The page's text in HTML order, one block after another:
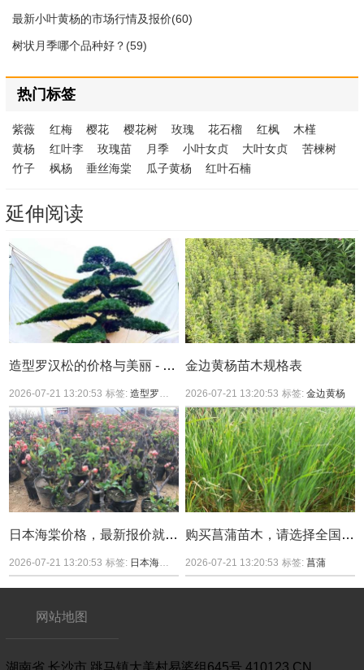
最新小叶黄杨的市场行情及报价(60)
树状月季哪个品种好？(59)
热门标签
紫薇 红梅 樱花 樱花树 玫瑰 花石榴 红枫
木槿
黄杨
红叶李 玫瑰苗 月季 小叶女贞 大叶女贞
苦楝树
竹子
枫杨 垂丝海棠 瓜子黄杨 红叶石楠
延伸阅读
造型罗汉松的价格与美丽 - 你值得拥有
2026-07-21 13:20:53 标签:造型罗汉松 造型罗汉松价格
金边黄杨苗木规格表
2026-07-21 13:20:53 标签:金边黄杨
日本海棠价格，最新报价就看华南最大花木产区
2026-07-21 13:20:53 标签: 日本海棠 日本海棠价格
购买菖蒲苗木，请选择全国苗木集中产区，真正的价格低廉
2026-07-21 13:20:53 标签:菖蒲
网站地图